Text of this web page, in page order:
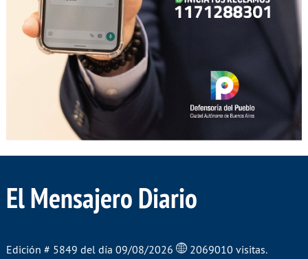
El Mensajero Diario
Edición # 5849 del día 09/08/2026 2069010 visitas.